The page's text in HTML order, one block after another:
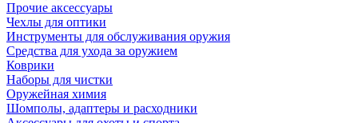
Прочие аксессуары
Чехлы для оптики
Инструменты для обслуживания оружия
Средства для ухода за оружием
Коврики
Наборы для чистки
Оружейная химия
Шомполы, адаптеры и расходники